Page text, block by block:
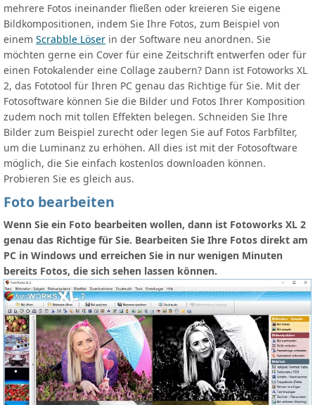
mehrere Fotos ineinander fließen oder kreieren Sie eigene
Bildkompositionen, indem Sie Ihre Fotos, zum Beispiel von
einem Scrabble Löser in der Software neu anordnen. Sie
möchten gerne ein Cover für eine Zeitschrift entwerfen oder für
einen Fotokalender eine Collage zaubern? Dann ist Fotoworks XL
2, das Fototool für Ihren PC genau das Richtige für Sie. Mit der
Fotosoftware können Sie die Bilder und Fotos Ihrer Komposition
zudem noch mit tollen Effekten belegen. Schneiden Sie Ihre
Bilder zum Beispiel zurecht oder legen Sie auf Fotos Farbfilter,
um die Luminanz zu erhöhen. All dies ist mit der Fotosoftware
möglich, die Sie einfach kostenlos downloaden können.
Probieren Sie es gleich aus.
Foto bearbeiten
Wenn Sie ein Foto bearbeiten wollen, dann ist Fotoworks XL 2
genau das Richtige für Sie. Bearbeiten Sie Ihre Fotos direkt am
PC in Windows und erreichen Sie in nur wenigen Minuten
bereits Fotos, die sich sehen lassen können.